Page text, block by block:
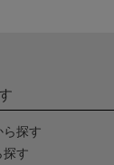
ら探す
探す